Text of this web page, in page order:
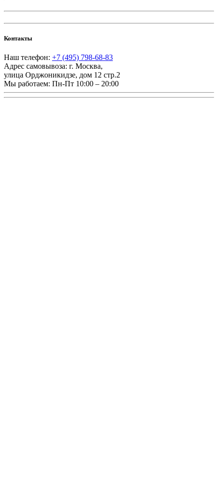
Контакты
Наш телефон: +7 (495) 798-68-83
Адрес самовывоза: г. Москва,
улица Орджоникидзе, дом 12 стр.2
Мы работаем: Пн-Пт 10:00 – 20:00